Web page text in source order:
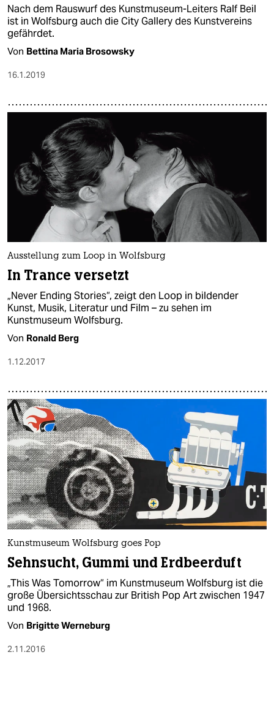
Nach dem Rauswurf des Kunstmuseum-Leiters Ralf Beil
ist in Wolfsburg auch die City Gallery des Kunstvereins
gefährdet.
Von Bettina Maria Brosowsky
16.1.2019
Ausstellung zum Loop in Wolfsburg
In Trance versetzt
„Never Ending Stories“, zeigt den Loop in bildender
Kunst, Musik, Literatur und Film – zu sehen im
Kunstmuseum Wolfsburg.
Von Ronald Berg
1.12.2017
Kunstmuseum Wolfsburg goes Pop
Sehnsucht, Gummi und Erdbeerduft
„This Was Tomorrow“ im Kunstmuseum Wolfsburg ist die
große Übersichtsschau zur British Pop Art zwischen 1947
und 1968.
Von Brigitte Werneburg
2.11.2016